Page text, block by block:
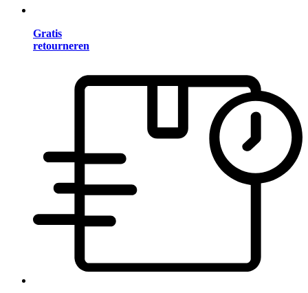
Gratis
retourneren